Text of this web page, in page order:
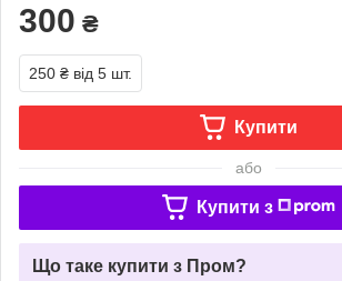
300 ₴
250 ₴ від 5 шт.
Купити
або
Купити з
Що таке купити з Пром?